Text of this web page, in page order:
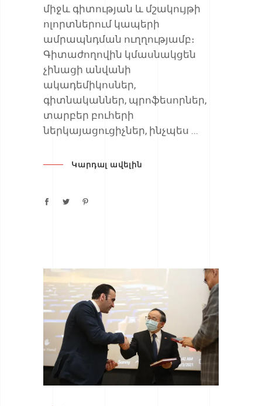
միջև գիտության և մշակույթի
ոլորտներում կապերի
ամրապնդման ուղղությամբ։
Գիտաժողովին կմասնակցեն
չինացի անվանի
ակադեմիկոսներ,
գիտնականներ, պրոֆեսորներ,
տարբեր բուհերի
ներկայացուցիչներ, ինչպես
Կարդալ ավելին